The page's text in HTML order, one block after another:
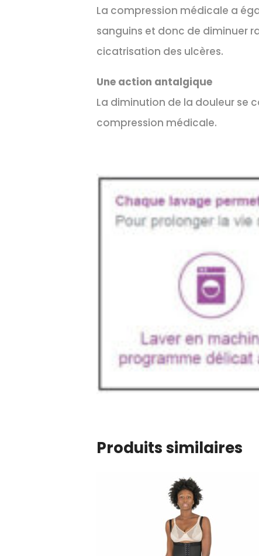
La compression médicale a
sanguins et donc de diminuer
cicatrisation des ulcères.
Une action antalgique
La diminution de la douleur se
compression médicale.
Produits similaires